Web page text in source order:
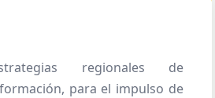
regionales de
para el impulso de